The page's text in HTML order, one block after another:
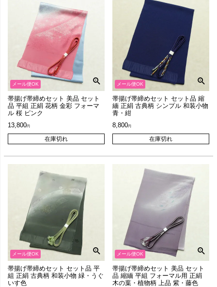
メール便OK
帯揚げ帯締めセット 美品 セット
品 平組 正絹 花柄 金彩 フォーマ
ル 桜 ピンク
13,800
在庫切れ
メール便OK
帯揚げ帯締めセット セット品 縮
緬 正絹 古典柄 シンプル 和装小物
青・紺
8,800
在庫切れ
メール便OK
帯揚げ帯締めセット セット品 平
組 正絹 古典柄 和装小物 緑・うぐ
いす色
メール便OK
帯揚げ帯締めセット 美品 セット
品 縮緬 平組 フォーマル用 正絹
木の葉・植物柄 上品 紫・藤色